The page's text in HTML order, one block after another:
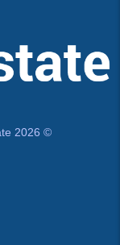
© Turk.Estate 2026. کلیه حقوق محفوظ است.